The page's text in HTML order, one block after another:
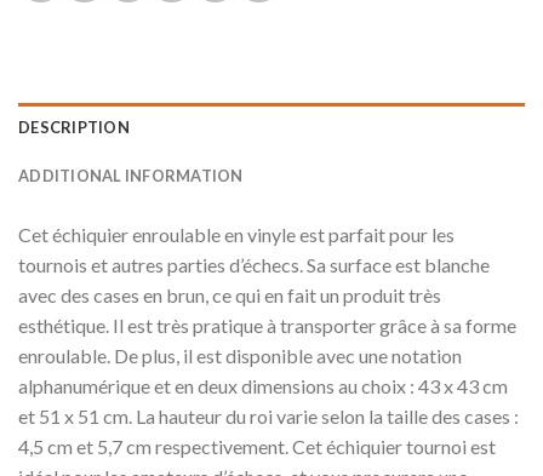
DESCRIPTION
ADDITIONAL INFORMATION
Cet échiquier enroulable en vinyle est parfait pour les
tournois et autres parties d’échecs. Sa surface est blanche
avec des cases en brun, ce qui en fait un produit très
esthétique. Il est très pratique à transporter grâce à sa forme
enroulable. De plus, il est disponible avec une notation
alphanumérique et en deux dimensions au choix : 43 x 43 cm
et 51 x 51 cm. La hauteur du roi varie selon la taille des cases :
4,5 cm et 5,7 cm respectivement. Cet échiquier tournoi est